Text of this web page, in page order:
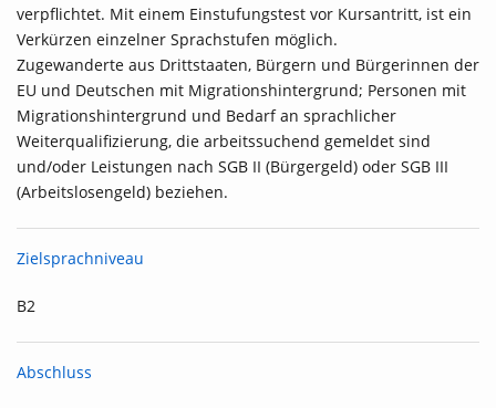
verpflichtet. Mit einem Einstufungstest vor Kursantritt, ist ein
Verkürzen einzelner Sprachstufen möglich.
Zugewanderte aus Drittstaaten, Bürgern und Bürgerinnen der
EU und Deutschen mit Migrationshintergrund; Personen mit
Migrationshintergrund und Bedarf an sprachlicher
Weiterqualifizierung, die arbeitssuchend gemeldet sind
und/oder Leistungen nach SGB II (Bürgergeld) oder SGB III
(Arbeitslosengeld) beziehen.
Zielsprachniveau
B2
Abschluss